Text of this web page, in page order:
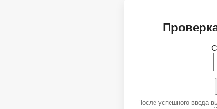
После успешного ввода